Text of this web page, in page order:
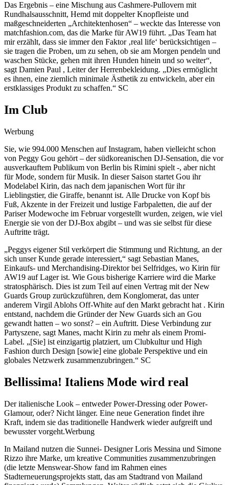
Das Ergebnis – eine Mischung aus Cashmere-Pullovern mit
Rundhalsausschnitt, Hemd mit doppelter Knopfleiste und
maßgeschneiderten „Architektenhosen“ – weckte das Interesse von
matchfashion.com, das die Marke für AW19 führt. „Das Team hat
mir erzählt, dass sie immer den Faktor ‚real life‘ berücksichtigen –
sie tragen die Proben, um zu sehen, ob sie am Morgen pendeln und
waschen Stücke, gehen mit ihren Hunden hinein und so weiter“,
sagt Damien Paul , Leiter der Herrenbekleidung. „Dies ermöglicht
es ihnen, eine ziemlich minimale Ästhetik zu entwickeln, aber ein
erstklassiges Produkt zu schaffen.“ SC
Im Club
Werbung
Sie, wie 994.000 Menschen auf Instagram, haben vielleicht schon
von Peggy Gou gehört – der südkoreanischen DJ-Sensation, die vor
ausverkauftem Publikum von Berlin bis Rimini spielt -, aber nicht
für Mode, sondern für Musik. In dieser Saison startet Gou ihr
Modelabel Kirin, das nach dem japanischen Wort für ihr
Lieblingstier, die Giraffe, benannt ist. Alle Drucke von Kopf bis
Fuß, Akzente in der Freizeit und lustige Farbpaletten, die auf der
Pariser Modewoche im Februar vorgestellt wurden, zeigen, wie viel
Energie sie von der DJ-Box abgibt – und was sie selbst für diese
Auftritte trägt.
„Peggys eigener Stil verkörpert die Stimmung und Richtung, an der
sich unser Kunde gerade interessiert,“ sagt Sebastian Manes,
Einkaufs- und Merchandising-Direktor bei Selfridges, wo Kirin für
AW19 auf Lager ist. Wie Gous bisherige Karriere wird die Marke
stratosphärisch. Dies ist zum Teil auf einen Vertrag mit der New
Guards Group zurückzuführen, dem Konglomerat, das unter
anderem Virgil Ablohs Off-White auf den Markt gebracht hat . Kirin
entstand, nachdem die Gründer der New Guards sich an Gou
gewandt hatten – wo sonst? – ein Auftritt. Diese Verbindung zur
Partyszene, sagt Manes, macht Kirin zu mehr als einem Promi-
Label. „[Sie] ist einzigartig platziert, um Clubkultur und High
Fashion durch Design [sowie] eine globale Perspektive und ein
globales Netzwerk zusammenzubringen.“ SC
Bellissima! Italiens Mode wird real
Der italienische Look – entweder Power-Dressing oder Power-
Glamour, oder? Nicht länger. Eine neue Generation findet ihre
Kraft, indem sie das traditionelle Handwerk wieder aufgreift und
bewusster vorgeht.Werbung
In Mailand nutzen die Sunnei- Designer Loris Messina und Simone
Rizzo ihre Marke, um kreative Communities zusammenzubringen
(die letzte Menswear-Show fand im Rahmen eines
Stadterneuerungsprojekts statt, das am Stadtrand von Mailand